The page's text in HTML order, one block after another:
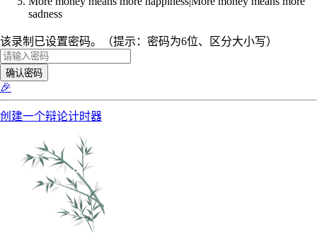
sadness
该录制已设置密码。（提示：密码为6位、区分大小写）
确认密码
🎉
创建一个辩论计时器